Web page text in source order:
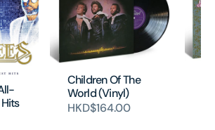
Children Of The
World (Vinyl)
HKD$164.00